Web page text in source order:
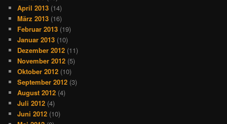
April 2013 (14)
März 2013 (16)
Februar 2013 (19)
Januar 2013 (10)
Dezember 2012 (11)
November 2012 (5)
Oktober 2012 (10)
September 2012 (3)
August 2012 (4)
Juli 2012 (4)
Juni 2012 (10)